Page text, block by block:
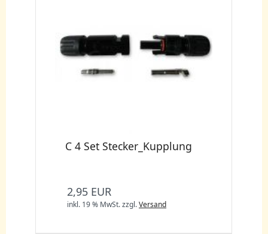
C 4 Set Stecker_Kupplung
2,95 EUR
inkl. 19 % MwSt.zzgl.Versand